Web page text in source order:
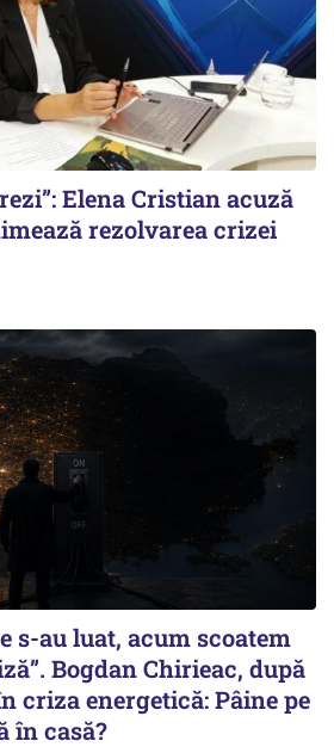
Elena Cristian acuză
rezolvarea crizei
s-au luat, acum scoatem
Bogdan Chirieac, după
criza energetică: Pâine pe
în casă?